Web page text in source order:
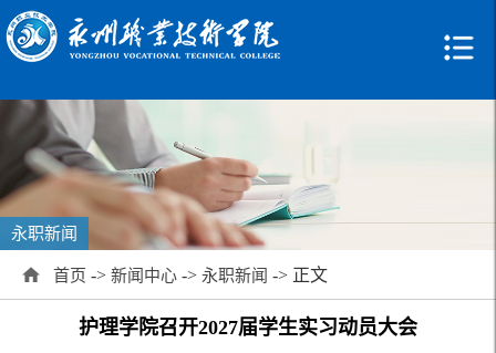
永职新闻
首页 -> 新闻中心 -> 永职新闻 -> 正文
护理学院召开2027届学生实习动员大会